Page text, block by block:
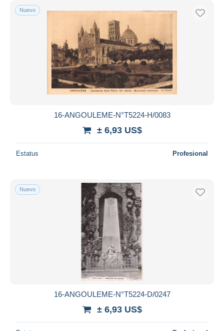
Nuevo
16-ANGOULEME-N°T5224-H/0083
± 6,93 US$
Estatus Profesional
Nuevo
16-ANGOULEME-N°T5224-D/0247
± 6,93 US$